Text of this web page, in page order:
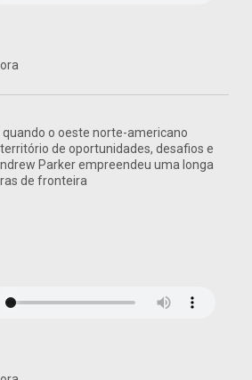
quando o oeste norte-americano
de oportunidades, desafios e
Parker empreendeu uma longa
de fronteira